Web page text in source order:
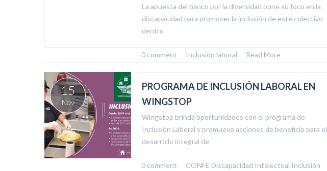
La apuesta del banco por la diversidad pone su foco en la
discapacidad para promover la inclusión de este colectivo
dentro
0 comment Inclusión laboral Read More
15
Nov
PROGRAMA DE INCLUSIÓN LABORAL EN
WINGSTOP
Wingstop brinda oportunidades con el programa de
Inclusión Laboral y promueve acciones de beneficio para el
desarrollo integral de
0 comment CONFE Discapacidad Intelectual Inclusión